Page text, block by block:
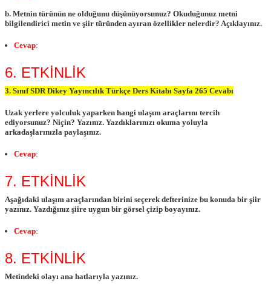
b. Metnin türünün ne olduğunu düşünüyorsunuz? Okuduğunuz metni
bilgilendirici metin ve şiir türünden ayıran özellikler nelerdir? Açıklayınız.
Cevap:
6. ETKİNLİK
3. Sınıf SDR Dikey Yayıncılık Türkçe Ders Kitabı Sayfa 265 Cevabı
Uzak yerlere yolculuk yaparken hangi ulaşım araçlarını tercih
ediyorsunuz? Niçin? Yazınız. Yazdıklarınızı okuma yoluyla
arkadaşlarınızla paylaşınız.
Cevap:
7. ETKİNLİK
Aşağıdaki ulaşım araçlarından birini seçerek defterinize bu konuda bir şiir
yazınız. Yazdığınız şiire uygun bir görsel çizip boyayınız.
Cevap:
8. ETKİNLİK
Metindeki olayı ana hatlarıyla yazınız.